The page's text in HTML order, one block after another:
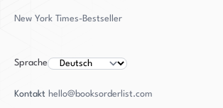
New York Times-Bestseller
Sprache
Kontakt hello@booksorderlist.com